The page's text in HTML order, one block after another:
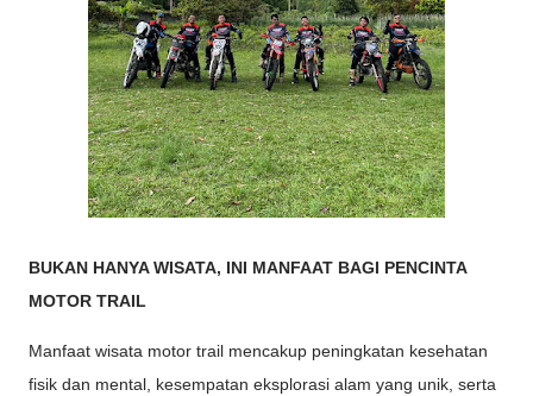
BUKAN HANYA WISATA, INI MANFAAT BAGI PENCINTA
MOTOR TRAIL
Manfaat wisata motor trail mencakup peningkatan kesehatan
fisik dan mental, kesempatan eksplorasi alam yang unik, serta